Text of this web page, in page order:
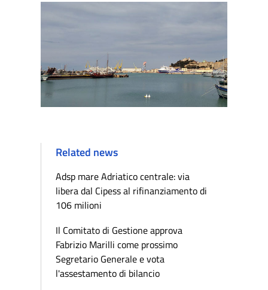
Related news
Adsp mare Adriatico centrale: via
libera dal Cipess al rifinanziamento di
106 milioni
Il Comitato di Gestione approva
Fabrizio Marilli come prossimo
Segretario Generale e vota
l'assestamento di bilancio